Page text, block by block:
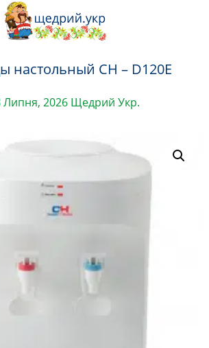
настольный CH – D120E
Липня, 2026 Щедрий Укр.